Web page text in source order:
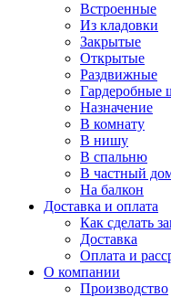
Встроенные
Из кладовки
Закрытые
Открытые
Раздвижные
Гардеробные
Назначение
В комнату
В нишу
В спальню
В частный
На балкон
Доставка и оплата
Как сделать
Доставка
Оплата и
О компании
Производство